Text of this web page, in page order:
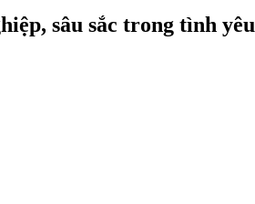
sâu sắc trong tình yêu